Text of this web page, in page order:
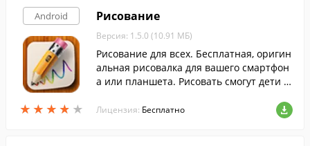
Android
★ ★ ★ ★ ★
★ ★ ★ ★ ★
Рисование
Версия: 1.5.0 (10.91 МБ)
Рисование для всех. Бесплатная, оригин
альная рисовалка для вашего смартфон
а или планшета. Рисовать смогут дети и
школьники и студенты.
Лицензия: Бесплатно